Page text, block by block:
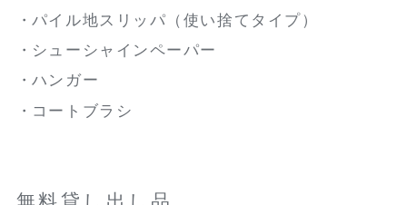
パイル地スリッパ（使い捨てタイプ）
シューシャインペーパー
ハンガー
コートブラシ